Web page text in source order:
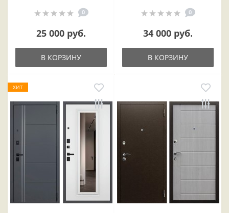
0
25 000 руб.
В КОРЗИНУ
0
34 000 руб.
В КОРЗИНУ
ХИТ